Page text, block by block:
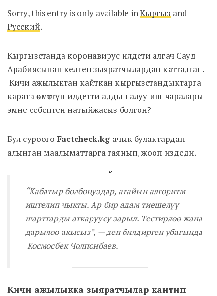
Sorry, this entry is only available inКыргыз and
Русский.
Кыргызстанда коронавирус илдети алгач Сауд
Арабиясынан келген зыяратчылардан катталган.
Кичи ажылыктан кайткан кыргызстандыктарга
карата өкмөттүн илдетти алдын алуу иш-чаралары
эмне себептен натыйжасыз болгон?
Бул суроогоFactcheck.kg ачык булактардан
алынган маалыматтарга таянып, жооп издеди.
“Кабатыр болбоңуздар, атайын алгоритм
иштелип чыкты. Ар бир адам тиешелүү
шарттарды аткаруусу зарыл. Тестирлөө жана
дарылоо акысыз”, — деп билдирген убагында
Космосбек Чолпонбаев.
Кичи ажылыкка зыяратчылар кантип